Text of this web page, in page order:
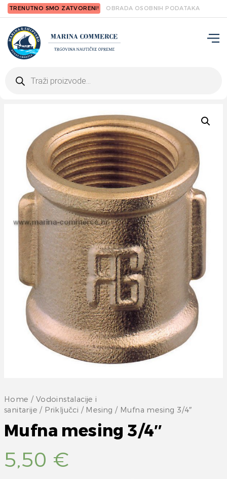
TRENUTNO SMO ZATVORENI! OBRADA OSOBNIH PODATAKA
search
Home / Vodoinstalacije i
sanitarije / Priključci / Mesing / Mufna mesing 3/4″
Mufna mesing 3/4″
5,50 €